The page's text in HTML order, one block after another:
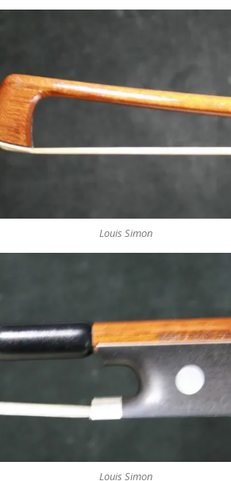
Louis Simon
Louis Simon